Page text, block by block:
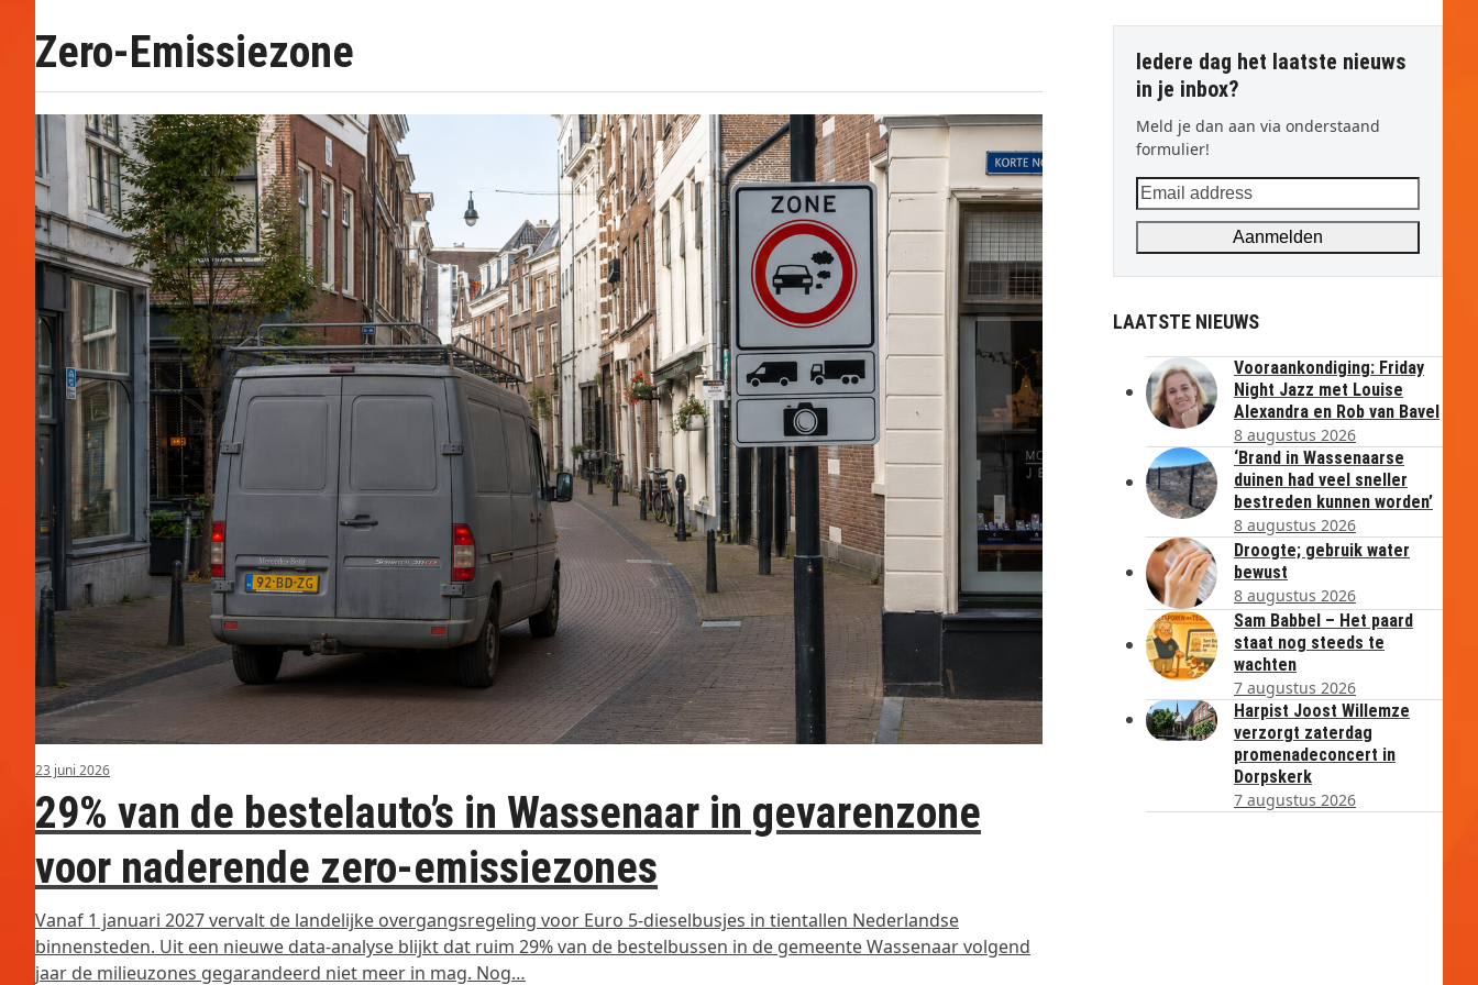
Zero-Emissiezone
23 juni 2026
29% van de bestelauto’s in Wassenaar in gevarenzone
voor naderende zero-emissiezones
Vanaf 1 januari 2027 vervalt de landelijke overgangsregeling voor Euro 5-dieselbusjes in tientallen Nederlandse
binnensteden. Uit een nieuwe data-analyse blijkt dat ruim 29% van de bestelbussen in de gemeente Wassenaar volgend
jaar de milieuzones gegarandeerd niet meer in mag. Nog…
Iedere dag het laatste nieuws
in je inbox?
Meld je dan aan via onderstaand
formulier!
Email
address
Aanmelden
LAATSTE NIEUWS
Vooraankondiging: Friday
Night Jazz met Louise
Alexandra en Rob van Bavel
8 augustus 2026
‘Brand in Wassenaarse
duinen had veel sneller
bestreden kunnen worden’
8 augustus 2026
Droogte; gebruik water
bewust
8 augustus 2026
Sam Babbel – Het paard
staat nog steeds te
wachten
7 augustus 2026
Harpist Joost Willemze
verzorgt zaterdag
promenadeconcert in
Dorpskerk
7 augustus 2026